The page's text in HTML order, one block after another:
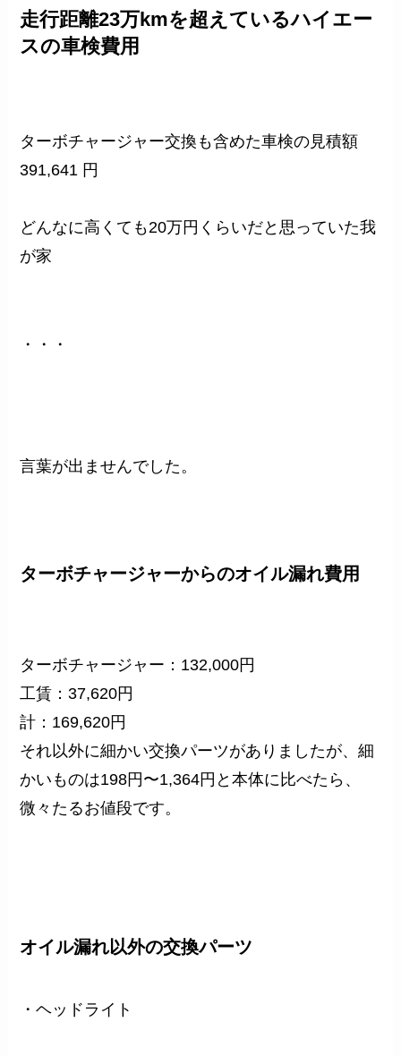
走行距離23万kmを超えているハイエー
スの車検費用
ターボチャージャー交換も含めた車検の見積額
391,641 円
どんなに高くても20万円くらいだと思っていた我
が家
・・・
言葉が出ませんでした。
ターボチャージャーからのオイル漏れ費用
ターボチャージャー：132,000円
工賃：37,620円
計：169,620円
それ以外に細かい交換パーツがありましたが、細
かいものは198円〜1,364円と本体に比べたら、
微々たるお値段です。
オイル漏れ以外の交換パーツ
・ヘッドライト